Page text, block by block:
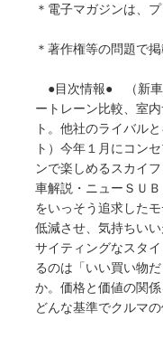
＊電子マガジンは、
＊著作権等の問題で
●目次情報● （新車
ートレーン比較、室
ト。他社のライバル
ト）今年１月にコン
ンで楽しめるスカイ
車解説・ニューＳＵ
をいっそう追求した
低減させ、気持ちい
サイティングなスタ
るのは「いい買い物
か。価格と価値の関
どんな基準でクルマ